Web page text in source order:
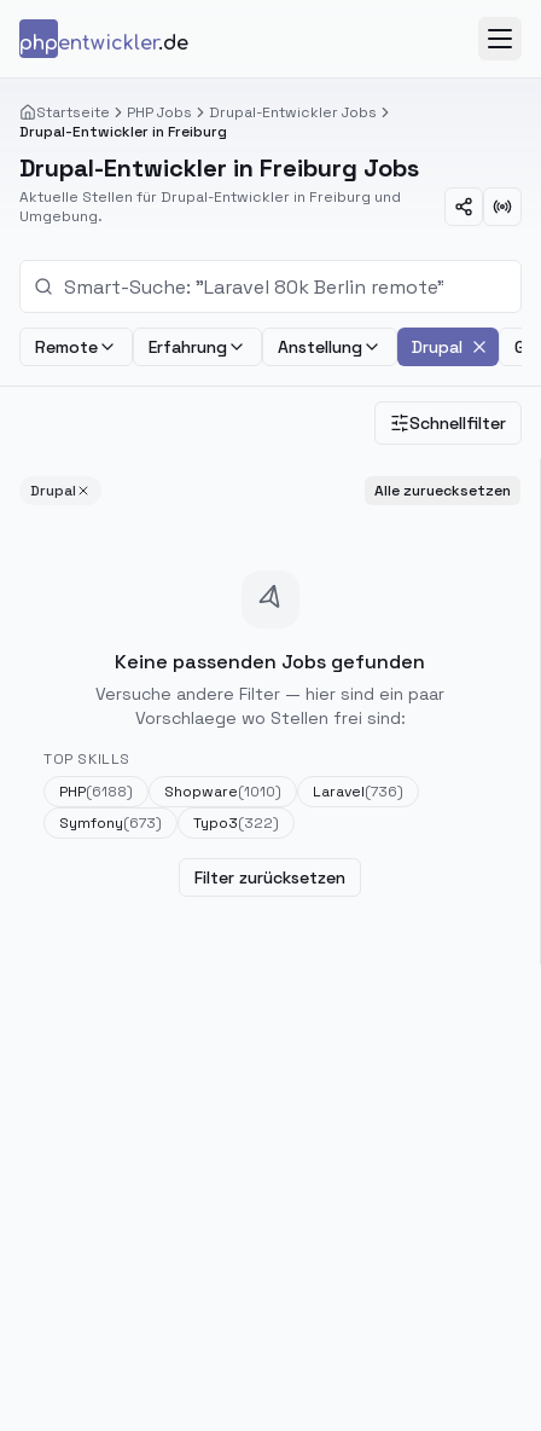
phpentwickler.de
Startseite PHP Jobs
Drupal-Entwickler Jobs
Drupal-Entwickler in Freiburg
Drupal-Entwickler in Freiburg Jobs
Aktuelle Stellen für Drupal-Entwickler in Freiburg und
Umgebung.
Remote Erfahrung Anstellung Drupal
Schnellfilter
Drupal Alle zuruecksetzen
Keine passenden Jobs gefunden
Versuche andere Filter — hier sind ein paar
Vorschlaege wo Stellen frei sind:
TOP SKILLS
PHP(6188) Shopware(1010) Laravel(736)
Symfony(673) Typo3(322)
Filter zurücksetzen